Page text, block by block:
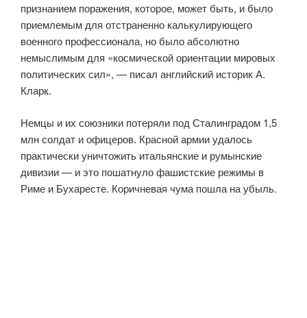
признанием поражения, которое, может быть, и было
приемлемым для отстраненно калькулирующего
военного профессионала, но было абсолютно
немыслимым для «космической ориентации мировых
политических сил», — писал английский историк А.
Кларк.
Немцы и их союзники потеряли под Сталинградом 1,5
млн солдат и офицеров. Красной армии удалось
практически уничтожить итальянские и румынские
дивизии — и это пошатнуло фашистские режимы в
Риме и Бухаресте. Коричневая чума пошла на убыль.